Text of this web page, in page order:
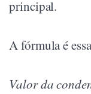
principal.
A fórmula é
Valor da